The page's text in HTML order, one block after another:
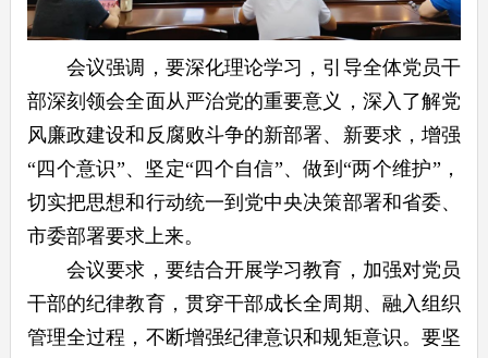
会议强调，要深化理论学习，引导全体党员干
部深刻领会全面从严治党的重要意义，深入了解党
风廉政建设和反腐败斗争的新部署、新要求，增强
“四个意识”、坚定“四个自信”、做到“两个维护”，
切实把思想和行动统一到党中央决策部署和省委、
市委部署要求上来。
会议要求，要结合开展学习教育，加强对党员
干部的纪律教育，贯穿干部成长全周期、融入组织
管理全过程，不断增强纪律意识和规矩意识。要坚